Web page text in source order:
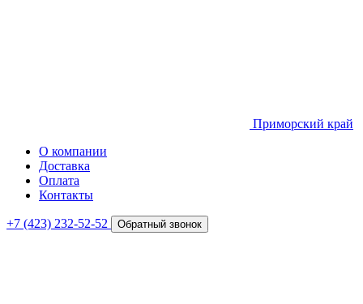
Приморский край
О компании
Доставка
Оплата
Контакты
+7 (423) 232-52-52 Обратный звонок